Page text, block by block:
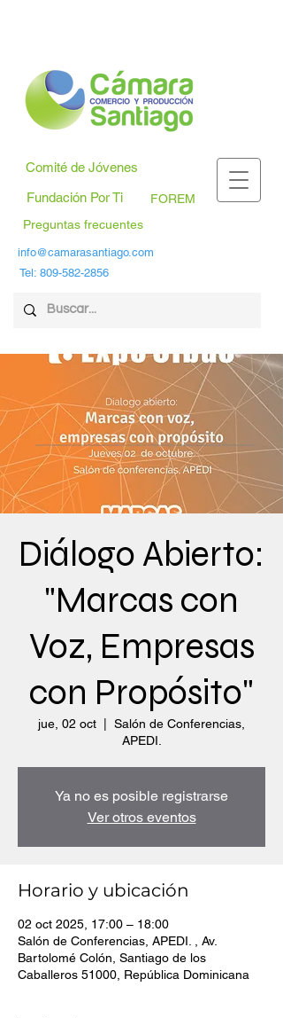
Tel: 809-582-2856
info@camarasantiago.com
FOREM
Comité de Jóvenes
Fundación Por Ti
Preguntas frecuentes
Diálogo Abierto:
"Marcas con
Voz, Empresas
con Propósito"
jue, 02 oct
Salón de Conferencias,
APEDI.
Ya no es posible registrarse
Ver otros eventos
Horario y ubicación
02 oct 2025, 17:00 – 18:00
Salón de Conferencias, APEDI. , Av.
Bartolomé Colón, Santiago de los
Caballeros 51000, República Dominicana